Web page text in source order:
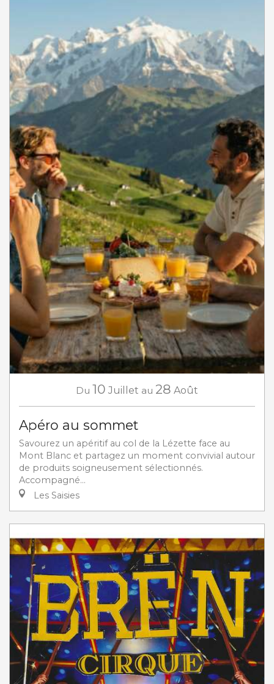
Du 10 Juillet au 28 Août
Apéro au sommet
Savourez un apéritif au col de la Lézette face au
Mont Blanc et partagez un moment convivial autour
de produits soigneusement sélectionnés.
Accompagné...
Les Saisies